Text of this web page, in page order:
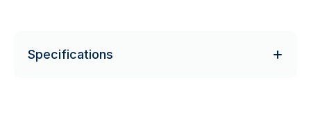
Specifications